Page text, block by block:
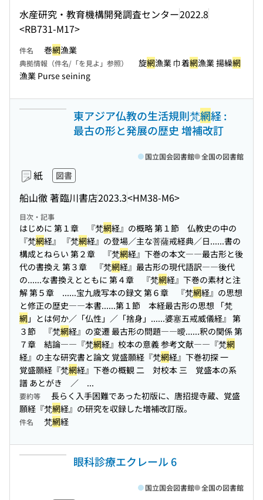
水産研究・教育機構開発調査センター2022.8
<RB731-M17>
件名 巻網漁業
典拠情報（件名/「を見よ」参照） 旋網漁業 巾着網漁業 揚繰網
漁業 Purse seining
東アジア仏教の生活規則梵網経 :
最古の形と発展の歴史 増補改訂
紙 図書
船山徹 著臨川書店2023.3<HM38-M6>
国立国会図書館 全国の図書館
目次・記事
はじめに 第１章 『梵網経』の概略 第１節 仏教史の中の
『梵網経』 『梵網経』の登場／主な菩薩戒経典／日......書の
構成とねらい 第２章 『梵網経』下巻の本文――最古形と後
代の書換え 第３章 『梵網経』最古形の現代語訳――後代
の......な書換えとともに 第４章 『梵網経』下巻の素材と注
解 第５章 ......宝九歳写本の録文 第６章 『梵網経』の思想
と修正の歴史――本書......第１節 本経最古形の思想 「梵
網 」とは何か／「仏性」／「捨身」......婆塞五戒威儀経』 第
３節 『梵網経』の変遷 最古形の問題――曖......釈の関係 第
７章 結論――『梵網経』校本の意義 参考文献――『梵網
経』の主な研究書と論文 覚盛願経『梵網経』下巻初探 一
覚盛願経『梵網経』下巻の概観 二 対校本 三 覚盛本の系
譜 あとがき ／ ...
要約等
長らく入手困難であった初版に、唐招提寺蔵、覚盛
願経『梵網経』の研究を収録した増補改訂版。
件名 梵網経
眼科診療エクレール 6
国立国会図書館 全国の図書館